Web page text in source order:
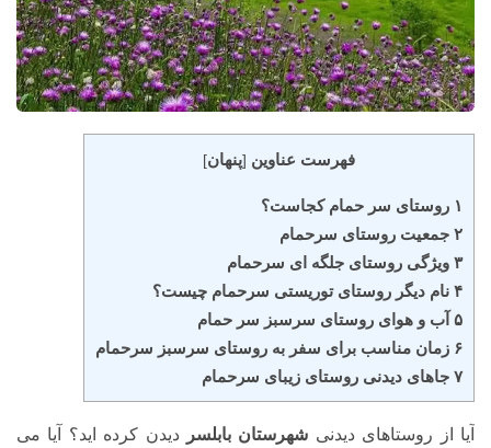
فهرست عناوین [پنهان]
۱ روستای سر حمام کجاست؟
۲ جمعیت روستای سرحمام
۳ ویژگی روستای جلگه ای سرحمام
۴ نام دیگر روستای توریستی سرحمام چیست؟
۵ آب و هوای روستای سرسبز سر حمام
۶ زمان مناسب برای سفر به روستای سرسبز سرحمام
۷ جاهای دیدنی روستای زیبای سرحمام
آیا از روستاهای دیدنی شهرستان بابلسر
دیدن کرده اید؟ آیا می‌